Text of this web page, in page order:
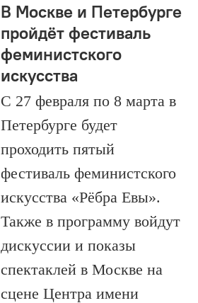
В Москве и Петербурге
пройдёт фестиваль
феминистского
искусства
С 27 февраля по 8 марта в
Петербурге будет
проходить пятый
фестиваль феминистского
искусства «Рёбра Евы».
Также в программу войдут
дискуссии и показы
спектаклей в Москве на
сцене Центра имени